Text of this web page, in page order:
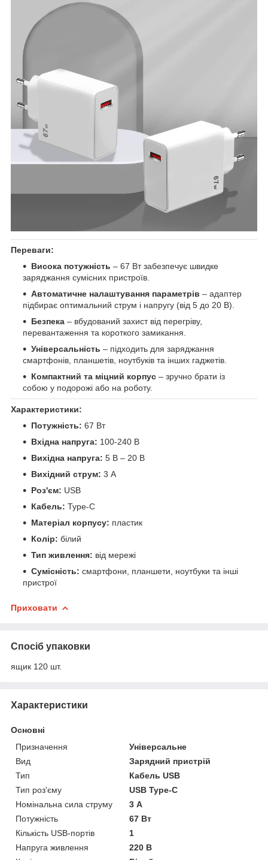
Переваги:
Висока потужність – 67 Вт забезпечує швидке
заряджання сумісних пристроїв.
Автоматичне налаштування параметрів – адаптер
підбирає оптимальний струм і напругу (від 5 до 20 В).
Безпека – вбудований захист від перегріву,
перевантаження та короткого замикання.
Універсальність – підходить для заряджання
смартфонів, планшетів, ноутбуків та інших гаджетів.
Компактний та міцний корпус – зручно брати із
собою у подорожі або на роботу.
Характеристики:
Потужність: 67 Вт
Вхідна напруга: 100-240 В
Вихідна напруга: 5 В – 20 В
Вихідний струм: 3 А
Роз'єм: USB
Кабель: Type-C
Матеріал корпусу: пластик
Колір: білий
Тип живлення: від мережі
Сумісність: смартфони, планшети, ноутбуки та інші
пристрої
Приховати
Спосіб упаковки
ящик 120 шт.
Характеристики
Основні
Призначення
Універсальне
Вид
Зарядний пристрій
Тип
Кабель USB
Тип роз'єму
USB Type-C
Номінальна сила струму
3 А
Потужність
67 Вт
Кількість USB-портів
1
Напруга живлення
220 В